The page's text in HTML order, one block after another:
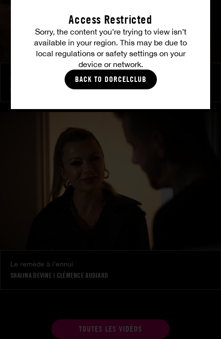
Access Restricted
Sorry, the content you’re trying to view isn’t
available in your region. This may be due to
local regulations or safety settings on your
device or network.
BACK TO DORCELCLUB
Audace et soumission
ALICE WILD
ANITA ROVER
Le remède à l'ennui
SHALINA DEVINE| CLÉMENCE AUDIARD
TOUTES LES VIDÉOS